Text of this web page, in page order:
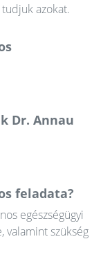
azokat.
Dr. Annau
feladata?
egészségügyi
valamint szükség